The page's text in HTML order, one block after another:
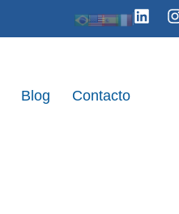
Blog Contacto